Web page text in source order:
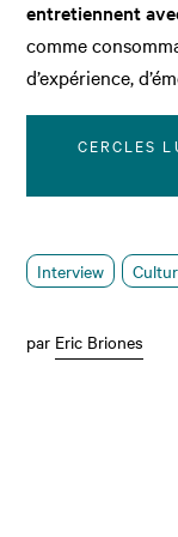
entretiennent
comme
d’expérience,
CERCLES
Interview
par Eric Briones